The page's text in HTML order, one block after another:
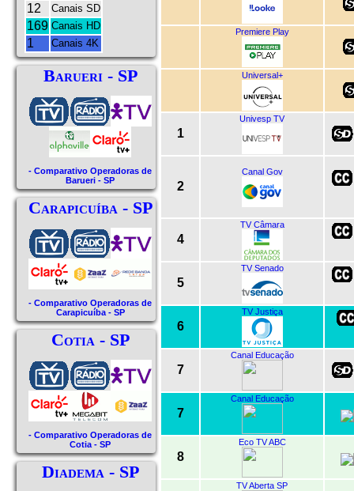
12 Canais SD
169 Canais HD
1 Canais 4K
Barueri - SP
- Comparativo Operadoras de
Barueri - SP
Carapicuíba - SP
- Comparativo Operadoras de
Carapicuíba - SP
Cotia - SP
- Comparativo Operadoras de
Cotia - SP
Diadema - SP
Premiere Play
Universal+
1
Univesp TV
2
Canal Gov
4
TV Câmara
5
TV Senado
6
TV Justiça
7
Canal Educação
7
Canal Educação
8
Eco TV ABC
TV Aberta SP